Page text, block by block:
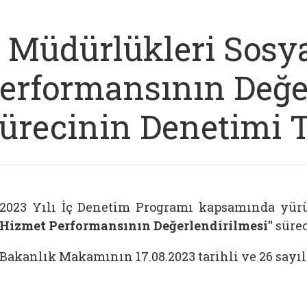
Denetimi
2023 Yılı İç Denetim Programı kapsamında
Hizmet Performansının Değerlendirilmesi"
Bakanlık Makamının 17.08.2023 tarihli ve 26